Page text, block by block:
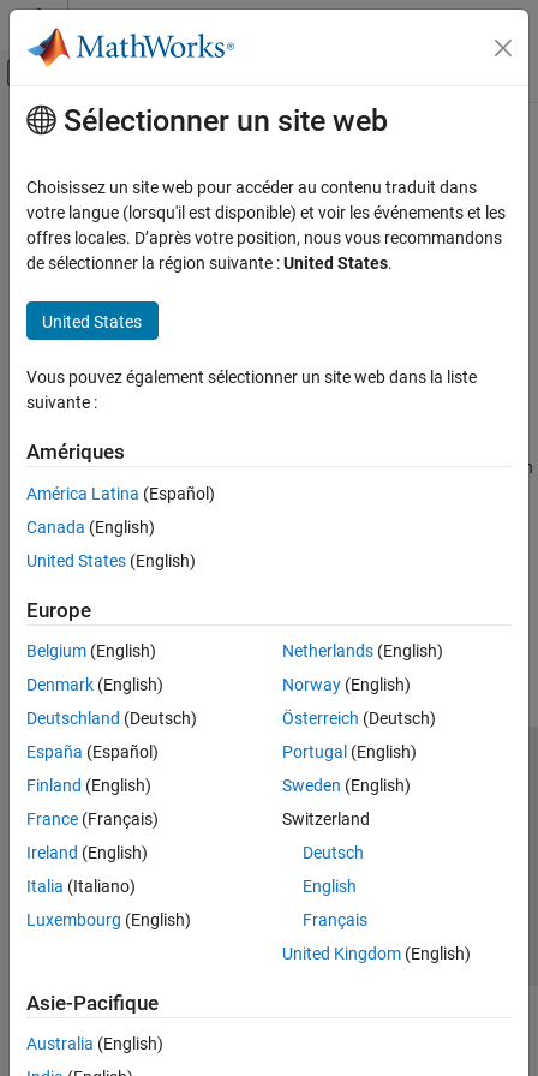
Passer au contenu
Activer/désactiver l'affichage du menu
Accueil de la documentation
Importation et analyse de données
Importation et exportation de données
Communication hardware et réseau
Hardware Arduino
Catégorie
Registres à décalage
Adafruit Motor Shield V2
Motor Carrier
Contenu principal
Moteurs
Contrôler des moteurs connectés au hardware Arduino®
Contrôlez des moteurs connectés au hardware Arduino,
directement ou via des shields moteur et une carte Motor Carrier.
Catégories
Lire et écrire des données sur des servomoteurs connectés au
hardware Arduino
Adafruit Motor Shield V2
Contrôler des moteurs connectés à des shields (cartes d'extension
complémentaires) sur du hardware Arduino
Motor Carrier
Contrôler des moteurs connectés à une carte Motor Carrier
Sélectionner un site web
Choisissez un site web pour accéder au contenu traduit dans
votre langue (lorsqu'il est disponible) et voir les événements et les
offres locales. D’après votre position, nous vous recommandons
de sélectionner la région suivante :United States.
United States
Vous pouvez également sélectionner un site web dans la liste
suivante :
Amériques
América Latina (Español)
Canada (English)
United States (English)
Europe
Belgium (English)
Denmark (English)
Deutschland (Deutsch)
España (Español)
Finland (English)
France (Français)
Ireland (English)
Italia (Italiano)
Luxembourg (English)
Netherlands(English)
Norway(English)
Österreich (Deutsch)
Portugal (English)
Sweden (English)
Switzerland
Deutsch
English
Français
United Kingdom(English)
Asie-Pacifique
Australia (English)